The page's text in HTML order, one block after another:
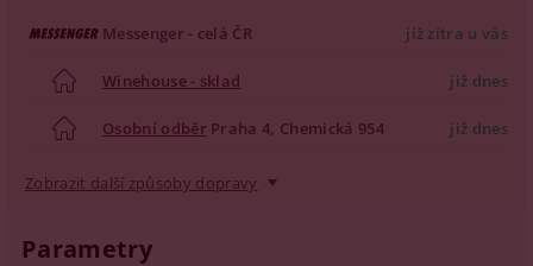
Messenger - celá ČR již zítra u vás
Winehouse - sklad již dnes
Osobní odběr Praha 4, Chemická 954 již dnes
Zobrazit další způsoby dopravy
Parametry